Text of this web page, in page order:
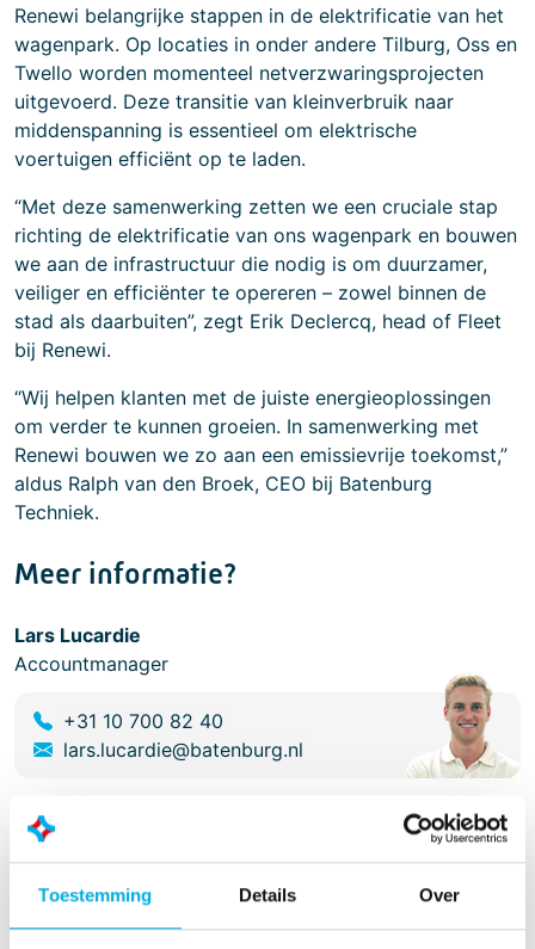
Toestemming Details Over
Renewi belangrijke stappen in de elektrificatie van het
wagenpark. Op locaties in onder andere Tilburg, Oss en
Twello worden momenteel netverzwaringsprojecten
uitgevoerd. Deze transitie van kleinverbruik naar
middenspanning is essentieel om elektrische
voertuigen efficiënt op te laden.
“Met deze samenwerking zetten we een cruciale stap
richting de elektrificatie van ons wagenpark en bouwen
we aan de infrastructuur die nodig is om duurzamer,
veiliger en efficiënter te opereren – zowel binnen de
stad als daarbuiten”, zegt Erik Declercq, head of Fleet
bij Renewi.
“Wij helpen klanten met de juiste energieoplossingen
om verder te kunnen groeien. In samenwerking met
Renewi bouwen we zo aan een emissievrije toekomst,”
aldus Ralph van den Broek, CEO bij Batenburg
Techniek.
Meer informatie?
Lars Lucardie
Accountmanager
+31 10 700 82 40
lars.lucardie@batenburg.nl